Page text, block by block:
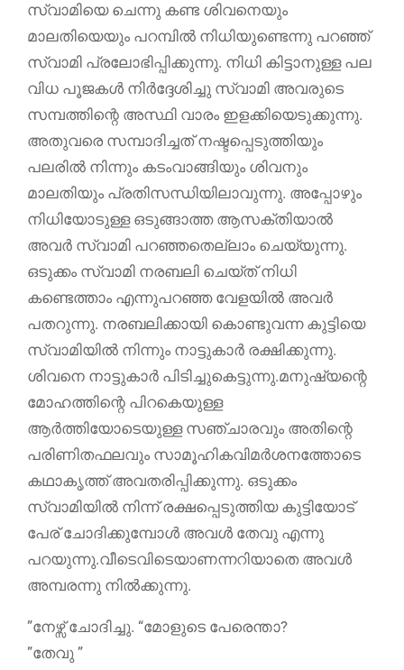
സ്വാമിയെ ചെന്നു കണ്ട ശിവനെയും
മാലതിയെയും പറമ്പില്‍ നിധിയുണ്ടെന്നു പറഞ്ഞ്
സ്വാമി പ്രലോഭിപ്പിക്കുന്നു. നിധി കിട്ടാനുള്ള പല
വിധ പൂജകള്‍ നിര്‍ദ്ദേശിച്ചു സ്വാമി അവരുടെ
സമ്പത്തിന്റെ അസ്ഥി വാരം ഇളക്കിയെടുക്കുന്നു.
അതുവരെ സമ്പാദിച്ചത് നഷ്ടപ്പെടുത്തിയും
പലരില്‍ നിന്നും കടംവാങ്ങിയും ശിവനും
മാലതിയും പ്രതിസന്ധിയിലാവുന്നു. അപ്പോഴും
നിധിയോടുള്ള ഒടുങ്ങാത്ത ആസക്തിയാല്‍
അവര്‍ സ്വാമി പറഞ്ഞതെല്ലാം ചെയ്യുന്നു.
ഒടുക്കം സ്വാമി നരബലി ചെയ്ത് നിധി
കണ്ടെത്താം എന്നുപറഞ്ഞ വേളയില്‍ അവര്‍
പതറുന്നു. നരബലിക്കായി കൊണ്ടുവന്ന കുട്ടിയെ
സ്വാമിയില്‍ നിന്നും നാട്ടുകാര്‍ രക്ഷിക്കുന്നു.
ശിവനെ നാട്ടുകാര്‍ പിടിച്ചുകെട്ടുന്നു.മനുഷ്യന്റെ
മോഹത്തിന്റെ പിറകെയുള്ള
ആര്‍ത്തിയോടെയുള്ള സഞ്ചാരവും അതിന്റെ
പരിണിതഫലവും സാമൂഹികവിമര്‍ശനത്തോടെ
കഥാകൃത്ത് അവതരിപ്പിക്കുന്നു. ഒടുക്കം
സ്വാമിയില്‍ നിന്ന് രക്ഷപ്പെടുത്തിയ കുട്ടിയോട്
പേര് ചോദിക്കുമ്പോള്‍ അവള്‍ തേവു എന്നു
പറയുന്നു.വീടെവിടെയാണന്നറിയാതെ അവള്‍
അമ്പരന്നു നില്‍ക്കുന്നു.
”നേഴ്സ് ചോദിച്ചു. “മോളുടെ പേരെന്താ?
”തേവു ”